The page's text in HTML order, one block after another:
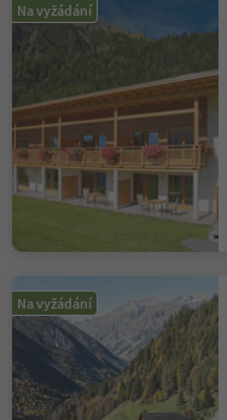
Na vyžádání
Na vyžádání